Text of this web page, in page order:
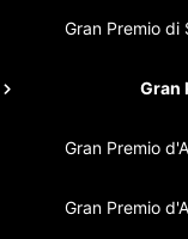
Gran Premio di
Gran
Gran Premio
Gran Premio